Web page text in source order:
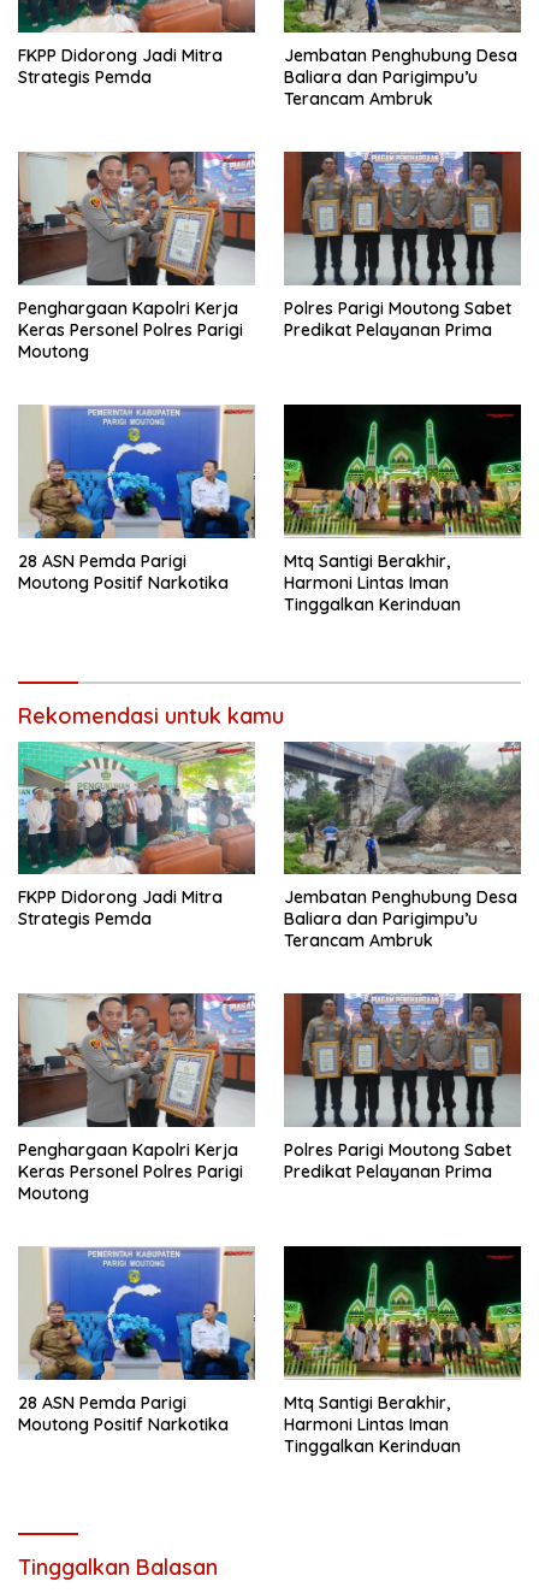
FKPP Didorong Jadi Mitra
Strategis Pemda
Jembatan Penghubung Desa
Baliara dan Parigimpu’u
Terancam Ambruk
Penghargaan Kapolri Kerja
Keras Personel Polres Parigi
Moutong
Polres Parigi Moutong Sabet
Predikat Pelayanan Prima
28 ASN Pemda Parigi
Moutong Positif Narkotika
Mtq Santigi Berakhir,
Harmoni Lintas Iman
Tinggalkan Kerinduan
Rekomendasi untuk kamu
FKPP Didorong Jadi Mitra
Strategis Pemda
Jembatan Penghubung Desa
Baliara dan Parigimpu’u
Terancam Ambruk
Penghargaan Kapolri Kerja
Keras Personel Polres Parigi
Moutong
Polres Parigi Moutong Sabet
Predikat Pelayanan Prima
28 ASN Pemda Parigi
Moutong Positif Narkotika
Mtq Santigi Berakhir,
Harmoni Lintas Iman
Tinggalkan Kerinduan
Tinggalkan Balasan